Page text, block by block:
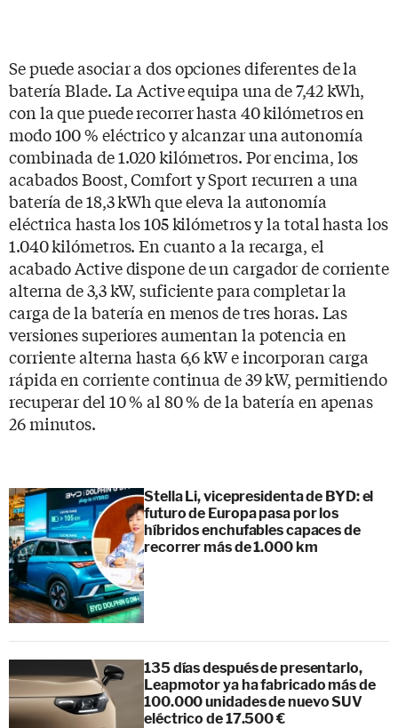
Se puede asociar a dos opciones diferentes de la
batería Blade. La Active equipa una de 7,42 kWh,
con la que puede recorrer hasta 40 kilómetros en
modo 100 % eléctrico y alcanzar una autonomía
combinada de 1.020 kilómetros. Por encima, los
acabados Boost, Comfort y Sport recurren a una
batería de 18,3 kWh que eleva la autonomía
eléctrica hasta los 105 kilómetros y la total hasta los
1.040 kilómetros. En cuanto a la recarga, el
acabado Active dispone de un cargador de corriente
alterna de 3,3 kW, suficiente para completar la
carga de la batería en menos de tres horas. Las
versiones superiores aumentan la potencia en
corriente alterna hasta 6,6 kW e incorporan carga
rápida en corriente continua de 39 kW, permitiendo
recuperar del 10 % al 80 % de la batería en apenas
26 minutos.
Stella Li, vicepresidenta de BYD: el
futuro de Europa pasa por los
híbridos enchufables capaces de
recorrer más de 1.000 km
135 días después de presentarlo,
Leapmotor ya ha fabricado más de
100.000 unidades de nuevo SUV
eléctrico de 17.500 €